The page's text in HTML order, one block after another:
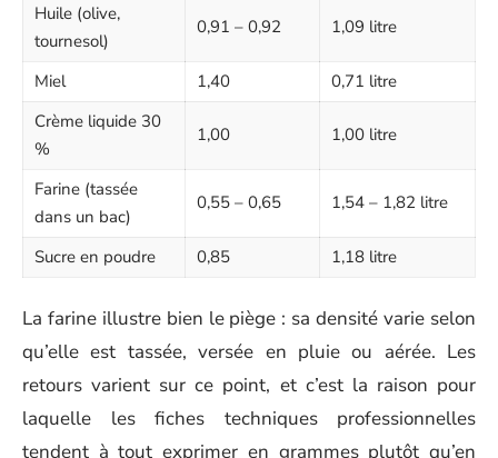
Huile (olive,
tournesol)
0,91 – 0,92 1,09 litre
Miel 1,40
0,71 litre
Crème liquide 30
%
1,00 1,00 litre
Farine (tassée
dans un bac)
0,55 – 0,65 1,54 – 1,82 litre
Sucre en poudre 0,85 1,18 litre
La farine illustre bien le piège : sa densité varie selon
qu’elle est tassée, versée en pluie ou aérée. Les
retours varient sur ce point, et c’est la raison pour
laquelle les fiches techniques professionnelles
tendent à tout exprimer en grammes plutôt qu’en